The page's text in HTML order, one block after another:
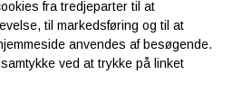
fra tredjeparter til at
til markedsføring og til at
anvendes af besøgende.
ved at trykke på linket